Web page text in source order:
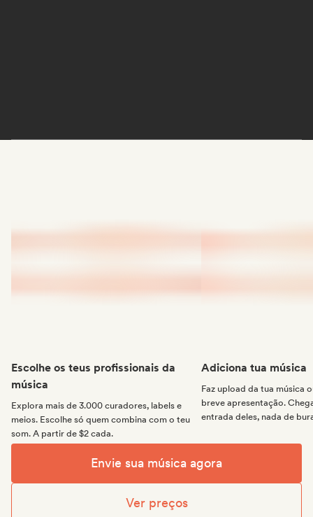
Escolhe os teus profissionais da
música
Explora mais de 3.000 curadores, labels e
meios. Escolhe só quem combina com o teu
som. A partir de $2 cada.
Adiciona tua música
Faz upload da tua música
breve apresentação.
entrada deles, nada de
Envie sua música agora
Ver preços